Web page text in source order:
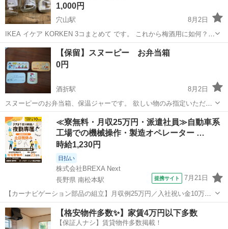
1,000円
穴山駅
8月2日
IKEA イケア KORKEN 3コまとめて です。 これから梅酒用に如何？
購入後、ストックとして未使用室内保管していました。保管上の僅か
な汚れはありますが、洗えば綺麗になると思います。 開閉蓋、ゴムパ
ッキン、説明書付...
山梨 北杜市 穴山駅 イケア
【保留】スヌーピー お弁当箱
0円
酒折駅
8月2日
スヌーピーのお弁当箱、保温ジャーです。 欲しい物のみ指定いただい
ても構いませんが、できるだけ他のものとまとめてもらって下さる方
を優先させていただきます。
山梨 甲府市 酒折駅 食器 弁当箱
≪寮無料・月収25万円・派遣社員≫自動車系
工場での機械操作・製造オペレーター …
時給1,230円
日払い
株式会社BREXA Next
長野県 南松本駅
提携サイト 7月21日
【カーナビゲーション部品の組立】月収例25万円／入社祝い金10万
円！／うれしい土日祝休み★年間休日125日／稼げる夜勤専属！日払い
OK！ 人気の工場のお仕事 ◇カーナビゲーション部品の組立◇ ■ 業務
内容 車載用カーナビゲ...
長野 松本市 南松本駅 その他
【格安物件多数✨】家賃4万円以下多数
【保証人ナシ】賃貸物件多数掲載！